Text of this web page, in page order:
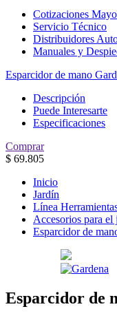
Cotizaciones
Servicio Técnico
Distribuidores
Manuales y
Esparcidor de mano
Descripción
Puede Interesarte
Especificaciones
Comprar
$ 69.805
Inicio
Jardín
Línea
Accesorios para
Esparcidor de
Esparcidor de